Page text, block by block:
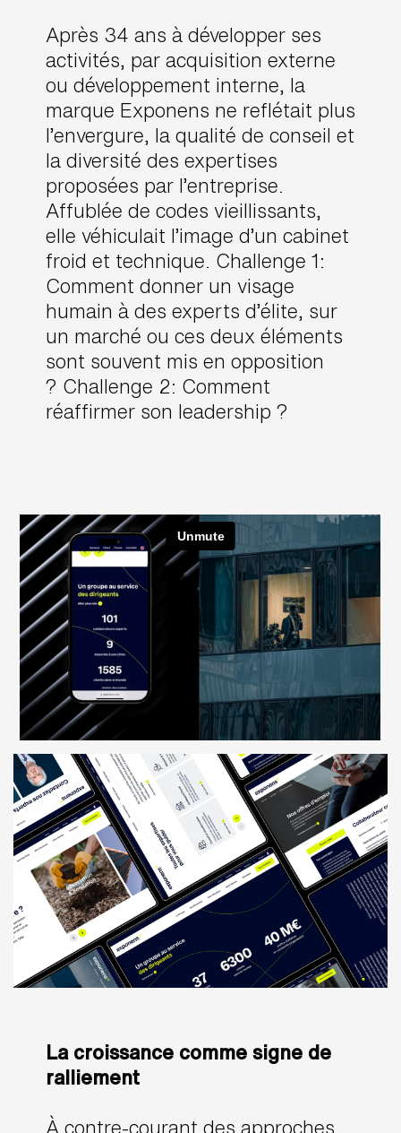
Après 34 ans à développer ses
activités, par acquisition externe
ou développement interne, la
marque Exponens ne reflétait plus
l’envergure, la qualité de conseil et
la diversité des expertises
proposées par l’entreprise.
Affublée de codes vieillissants,
elle véhiculait l’image d’un cabinet
froid et technique. Challenge 1:
Comment donner un visage
humain à des experts d’élite, sur
un marché ou ces deux éléments
sont souvent mis en opposition
? Challenge 2: Comment
réaffirmer son leadership ?
La croissance comme signe de
ralliement
À contre-courant des approches